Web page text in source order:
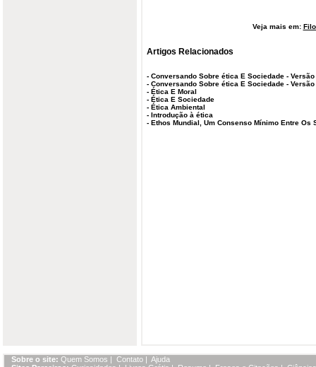
Veja mais em:
Artigos Relacionados
- Conversando Sobre ética E Sociedade - Versão
- Conversando Sobre ética E Sociedade - Versão
- Ética E Moral
- Ética E Sociedade
- Ética Ambiental
- Introdução à ética
- Ethos Mundial, Um Consenso Mínimo Entre Os
Sobre o site: Quem Somos | Contato | Ajuda